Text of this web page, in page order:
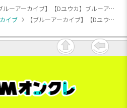
【ブルーアーカイブ】【Dユウカ】ブルーアーカイブ -Blue Archive- ビッグタオル
イブ 【ブルーアーカイブ】【Dユウカ】ブルーアーカイブ -Blue Archive- ビッグタオル